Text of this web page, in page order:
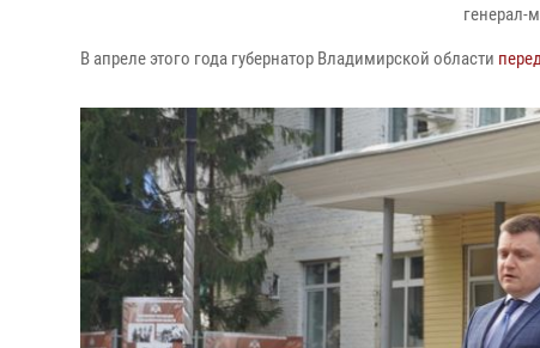
генерал-
В апреле этого года губернатор Владимирской области